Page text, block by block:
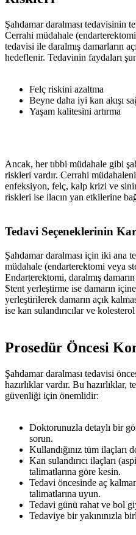
Şahdamar daralması tedavisinin
Cerrahi müdahale
tedavisi ile daralmış damarların
hedeflenir. Tedavinin faydaları
Felç riskini azaltma
Beyne daha iyi kan akışı
Yaşam kalitesini artırma
Ancak, her tıbbi müdahale gibi
riskleri vardır. Cerrahi
enfeksiyon, felç, kalp krizi ve
riskleri ise ilacın yan etkilerine
Tedavi Seçeneklerinin
Şahdamar daralması için iki ana
müdahale (endarterektomi veya
Endarterektomi, daralmış
Stent yerleştirme ise damarın
yerleştirilerek damarın açık
ise kan sulandırıcılar ve
Prosedür Öncesi
Şahdamar daralması tedavisi
hazırlıklar vardır. Bu hazırlıklar,
güvenliği için önemlidir:
Doktorunuzla detaylı bir
sorun.
Kullandığınız tüm ilaçları
Kan sulandırıcı ilaçları
talimatlarına göre kesin.
Tedavi öncesinde aç
talimatlarına uyun.
Tedavi günü rahat ve bol
Tedaviye bir yakınınızla